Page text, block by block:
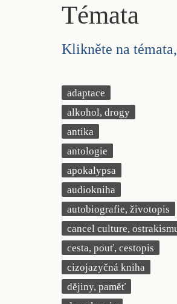
Témata
Klikněte na
adaptace
alkohol, drogy
antika
antologie
apokalypsa
audiokniha
autobiografie, životopis
cancel culture,
cesta, pouť, cestopis
cizojazyčná kniha
dějiny, paměť